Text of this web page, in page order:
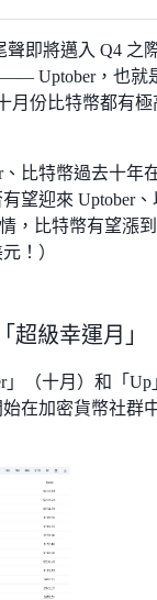
聲即將邁入 Q4 之
Uptober，也就
月份比特幣都有極
比特幣過去十年
望迎來 Uptober、
，比特幣有望漲
！）
超級幸運月」
」（十月）和「Up
始在加密貨幣社群